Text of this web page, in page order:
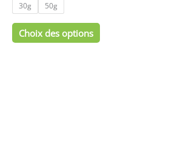
30g
50g
Choix des options